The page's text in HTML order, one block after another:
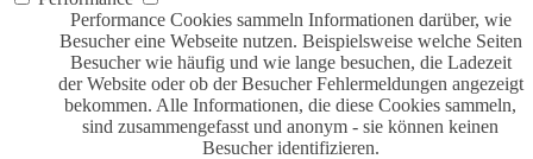
Performance Cookies sammeln Informationen darüber, wie
Besucher eine Webseite nutzen. Beispielsweise welche Seiten
Besucher wie häufig und wie lange besuchen, die Ladezeit
der Website oder ob der Besucher Fehlermeldungen angezeigt
bekommen. Alle Informationen, die diese Cookies sammeln,
sind zusammengefasst und anonym - sie können keinen
Besucher identifizieren.